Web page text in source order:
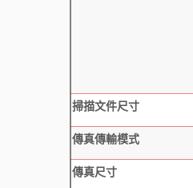
掃描文件尺寸
傳真傳輸模式
傳真尺寸